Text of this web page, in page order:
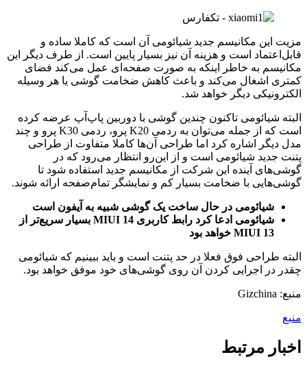
مزیت این مکانیسم جدید شیائومی آن است که کاملا ساده و
قابل‌اعتماد است و هزینه آن نیز بسیار پایین است. از طرف دیگر این
مکانیسم به خاطر اینکه به صورت صفحه‌ای عمل می‌کند فضای
کمتری اشغال می‌کند و باعث کاهش ضخامت گوشی یا هر وسیله
الکترونیکی دیگر خواهد شد.
البته شیائومی تاکنون چندین گوشی با دوربین پاپ‌آپ عرضه کرده
است که از جمله می‌توان به ردمی K20 پرو، ردمی K30 پرو‌ و چند
مدل دیگر اشاره کرد اما طراحی آن‌ها کاملا متفاوت از طراحی
پتنت جدید شیائومی است و از این‌رو انتظار می‌رود که در
گوشی‌های آینده این شرکت از مکانیسم جدید استفاده شود تا
گوشی‌هایی با ضخامت بسیار کم و نمایشگر تمام‌صفحه ارائه شوند.
شیائومی در حال ساخت یک گوشی شبیه به آیفون است
شیائومی ادعا کرد رابط کاربری MIUI 14 بسیار سریع‌تر از
MIUI 13 خواهد بود
البته طراحی فوق فعلا در حد پتنت است و باید ببینیم که شیائومی
چقدر در اجرایی کردن آن روی گوشی‌های خود موفق خواهد بود.
منبع: Gizchina
منبع
اخبار مرتبط